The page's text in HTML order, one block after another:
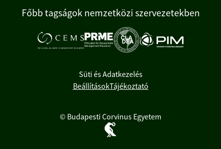
Főbb tagságok nemzetközi szervezetekben
Süti és Adatkezelés
BeállításokTájékoztató
© Budapesti Corvinus Egyetem